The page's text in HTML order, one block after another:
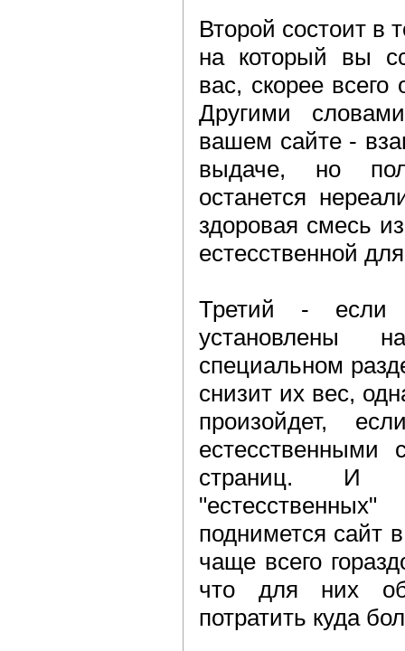
Второй состоит в
на который вы
вас, скорее
Другими
вашем сайте -
выдаче, но
останется
здоровая смесь
естесственной
Третий - если
установлены
специальном
снизит их вес,
произойдет,
естесственными
страниц. И
поднимется сайт
чаще всего
что для них
потратить куда